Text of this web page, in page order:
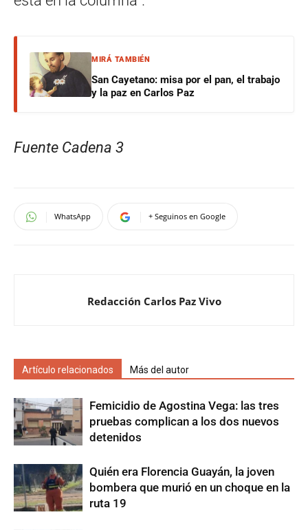
MIRÁ TAMBIÉN
San Cayetano: misa por el pan, el trabajo
y la paz en Carlos Paz
Fuente Cadena 3
WhatsApp + Seguinos en Google
Redacción Carlos Paz Vivo
Artículo relacionados Más del autor
Femicidio de Agostina Vega: las tres
pruebas complican a los dos nuevos
detenidos
Quién era Florencia Guayán, la joven
bombera que murió en un choque en la
ruta 19